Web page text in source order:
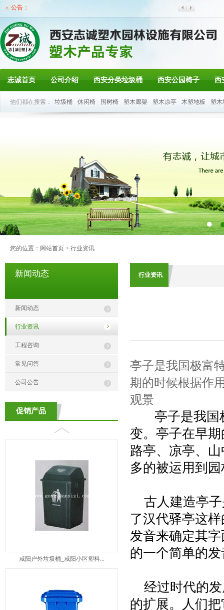
公告：
志诚首页 公司介绍 西安分类垃圾桶 西安公园椅子 西
他们都在搜索： 垃圾桶 休闲椅 围树椅 塑木廊架 塑木凉亭 木塑地板 塑木
您的位置： 网站首页 > 行业资讯
新闻动态
新闻动态
行业资讯
工程咨询
常见问答
公司公告
促销产品
咸阳户外垃圾桶_咸阳小区塑料...
行业资讯
亭子是我国极富
期的时候根据作
观景
亭子是我国极
变。亭子在早
路亭、凉亭、
多的被运用到
古人建造亭子
了汉代驿亭这
发音来确定其
的一个简单的
经过时代的发
的扩展。人们